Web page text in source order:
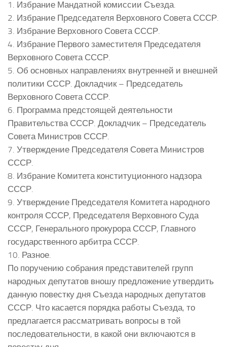
1. Избрание Мандатной комиссии Съезда.
2. Избрание Председателя Верховного Совета СССР.
3. Избрание Верховного Совета СССР.
4. Избрание Первого заместителя Председателя
Верховного Совета СССР.
5. Об основных направлениях внутренней и внешней
политики СССР. Докладчик – Председатель
Верховного Совета СССР.
6. Программа предстоящей деятельности
Правительства СССР. Докладчик – Председатель
Совета Министров СССР.
7. Утверждение Председателя Совета Министров
СССР.
8. Избрание Комитета конституционного надзора
СССР.
9. Утверждение Председателя Комитета народного
контроля СССР, Председателя Верховного Суда
СССР, Генерального прокурора СССР, Главного
государственного арбитра СССР.
10. Разное.
По поручению собрания представителей групп
народных депутатов вношу предложение утвердить
данную повестку дня Съезда народных депутатов
СССР. Что касается порядка работы Съезда, то
предлагается рассматривать вопросы в той
последовательности, в какой они включаются в